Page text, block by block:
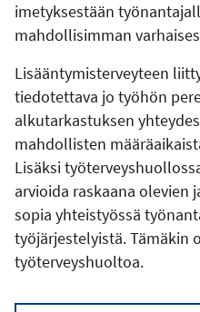
imetyksestään
mahdollisimman
Lisääntymisterveyteen
tiedotettava jo työhön
alkutarkastuksen
mahdollisten
Lisäksi
arvioida raskaana olevien
sopia yhteistyössä
työjärjestelyistä. Tämäkin
työterveyshuoltoa.